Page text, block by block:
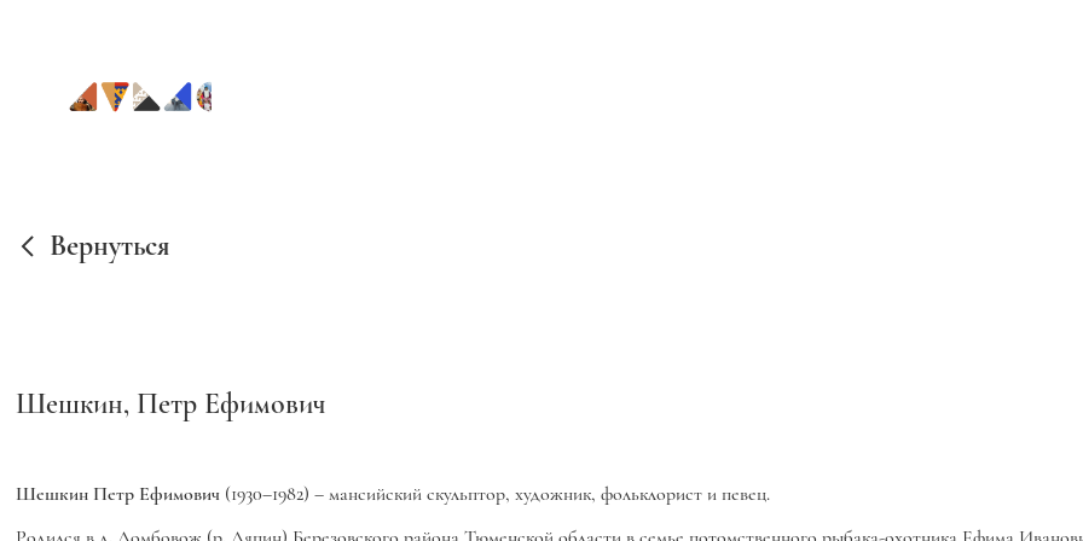
Вернуться
Шешкин, Петр Ефимович
Шешкин Петр Ефимович (1930–1982) – мансийский скульптор, художник, фольклорист и певец.